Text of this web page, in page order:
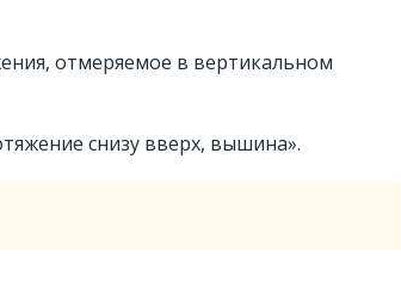
отмеряемое в вертикальном
снизу вверх, вышина».